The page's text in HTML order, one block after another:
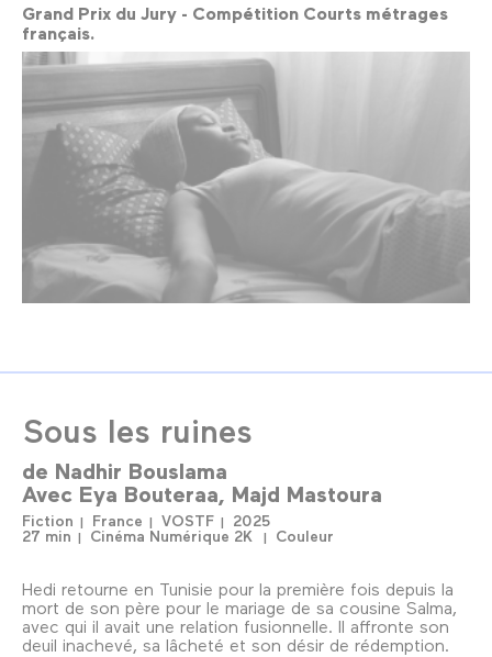
Grand Prix du Jury - Compétition Courts métrages
français.
Sous les ruines
de Nadhir Bouslama
Avec Eya Bouteraa Majd Mastoura
Fiction France VOSTF
2025
27 min
Cinéma Numérique 2K Couleur
Hedi retourne en Tunisie pour la première fois depuis la
mort de son père pour le mariage de sa cousine Salma,
avec qui il avait une relation fusionnelle. Il affronte son
deuil inachevé, sa lâcheté et son désir de rédemption.